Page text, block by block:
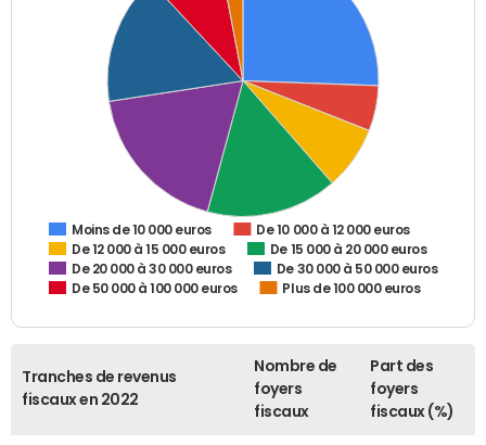
Moins de 10 000 euros
De 10 000 à 12 000 euros
De 12 000 à 15 000 euros
De 15 000 à 20 000 euros
De 20 000 à 30 000 euros
De 30 000 à 50 000 euros
De 50 000 à 100 000 euros
Plus de 100 000 euros
Tranches de revenus
fiscaux en 2022
Nombre de
foyers
fiscaux
Part des
foyers
fiscaux (%)